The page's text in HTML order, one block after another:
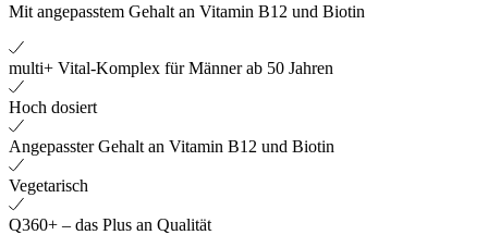
Mit angepasstem Gehalt an Vitamin B12 und Biotin
multi+ Vital-Komplex für Männer ab 50 Jahren
Hoch dosiert
Angepasster Gehalt an Vitamin B12 und Biotin
Vegetarisch
Q360+ – das Plus an Qualität